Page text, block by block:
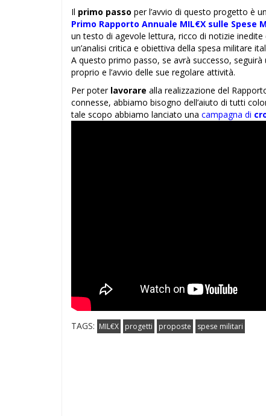
Il primo passo per l’avvio di questo progetto è
Primo Rapporto Annuale MIL€X sulle Spese
un testo di agevole lettura, ricco di notizie
un’analisi critica e obiettiva della spesa militare
A questo primo passo, se avrà successo,
proprio e l’avvio delle sue regolare attività.
Per poter lavorare alla realizzazione del
connesse, abbiamo bisogno dell’aiuto di tutti
tale scopo abbiamo lanciato una campagna di
TAGS: MIL€X progetti proposte spese militari